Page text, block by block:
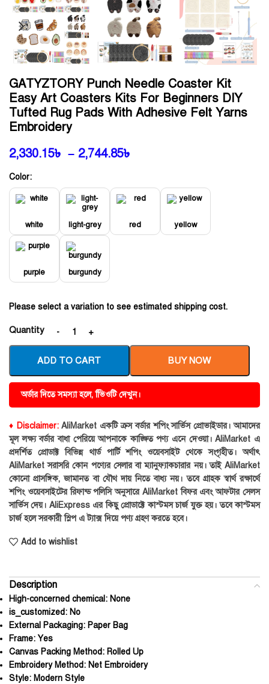
GATYZTORY Punch Needle Coaster Kit
Easy Art Coasters Kits For Beginners DIY
Tufted Rug Pads With Adhesive Felt Yarns
Embroidery
2,330.15৳ – 2,744.85৳
Color:
white light-grey red yellow
purple burgundy
Please select a variation to see estimated shipping cost.
Quantity
ADD TO CART BUY NOW
অর্ডার দিতে সমস্যা হলে, ভিিওটি দেখুন।
♦ Disclaimer:AliMarket একটি ক্রস বর্ডার শপিং সার্ভিস প্রোভাইডার। আমাদের
মূল লক্ষ্য বর্ডার বাধা পেরিয়ে আপনাকে কাঙ্ক্ষিত পণ্য এনে দেওয়া। AliMarket এ
প্রদর্শিত প্রোডাক্ট বিভিন্ন থার্ড পার্টি শপিং ওয়েবসাইট থেকে সংগৃহীত। অর্থাৎ
AliMarket সরাসরি কোন পণ্যের সেলার বা ম্যানুফ্যাকচারার নয়। তাই AliMarket
কোনো প্রাসঙ্গিক, জামানত বা যৌথ দায় নিতে বাধ্য নয়। তবে গ্রাহক স্বার্থ রক্ষার্থে
শপিং ওয়েবসাইটের রিফান্ড পলিসি অনুসারে AliMarket বিফর এবং আফটার সেলস
সার্ভিস দেয়। AliExpress এর কিছু প্রোডাক্টে কাস্টমস চার্জ যুক্ত হয়। তবে কাস্টমস
চার্জ হলে সরকারী স্লিপ এ ট্যাক্স দিয়ে পণ্য গ্রহণ করতে হবে।
Add to wishlist
Description
High-concerned chemical: None
is_customized: No
External Packaging: Paper Bag
Frame: Yes
Canvas Packing Method: Rolled Up
Embroidery Method: Net Embroidery
Style: Modern Style